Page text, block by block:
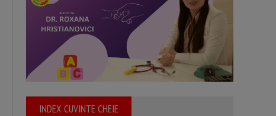
INDEX CUVINTE CHEIE